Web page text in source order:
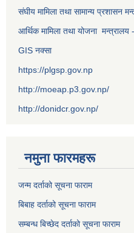
संघीय मामिला तथा सामान्य प्रशासन
आर्थिक मामिला तथा योजना
GIS नक्सा
https://plgsp.gov.np
http://moeap.p3.gov.np/
http://donidcr.gov.np/
नमुना फारमहरू
जन्म दर्ताको सूचना फाराम
बिबाह दर्ताको सूचना फाराम
सम्बन्ध बिच्छेद दर्ताको सूचना फाराम